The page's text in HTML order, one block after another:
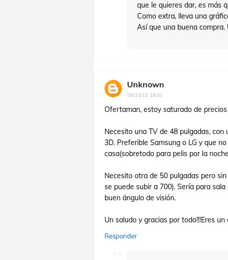
que le quieres dar, es más
Como extra, lleva una
Así que una buena compra.
Unknown
26/11/15 19:41
Ofertaman, estoy saturado de
Necesito una TV de 48 pulgadas,
3D. Preferible Samsung o LG y que
casa(sobretodo para pelis por la
Necesito otra de 50 pulgadas pero
se puede subir a 700). Sería para
buen ángulo de visión.
Un saludo y gracias por todo!!!Eres un
Responder